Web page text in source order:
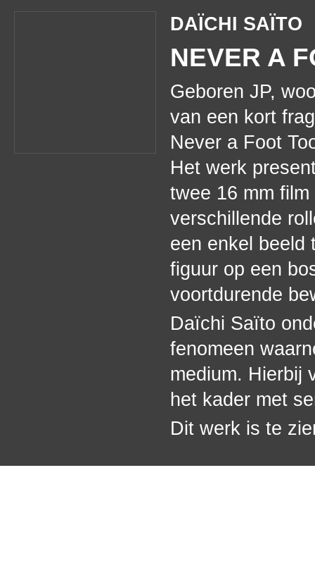
DAÏCHI SAÏTO
NEVER A
Geboren JP,
van een kort
Never a Foot
Het werk
twee 16 mm
verschillende
een enkel beeld
figuur op een
voortdurende
Daïchi Saïto
fenomeen
medium. Hierbij
het kader met
Dit werk is te